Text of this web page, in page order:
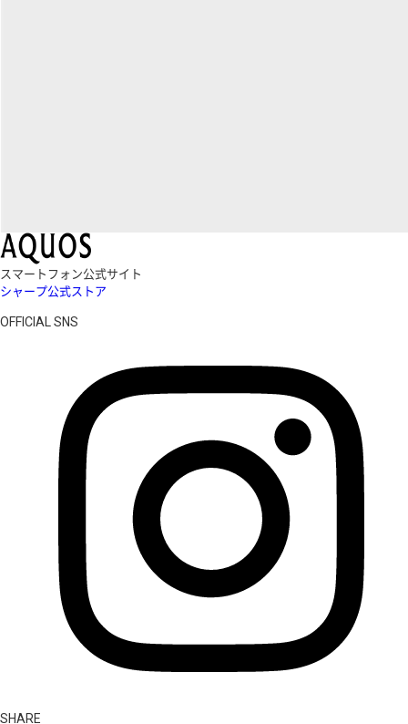
スマートフォン公式サイト
シャープ公式ストア
OFFICIAL SNS
SHARE